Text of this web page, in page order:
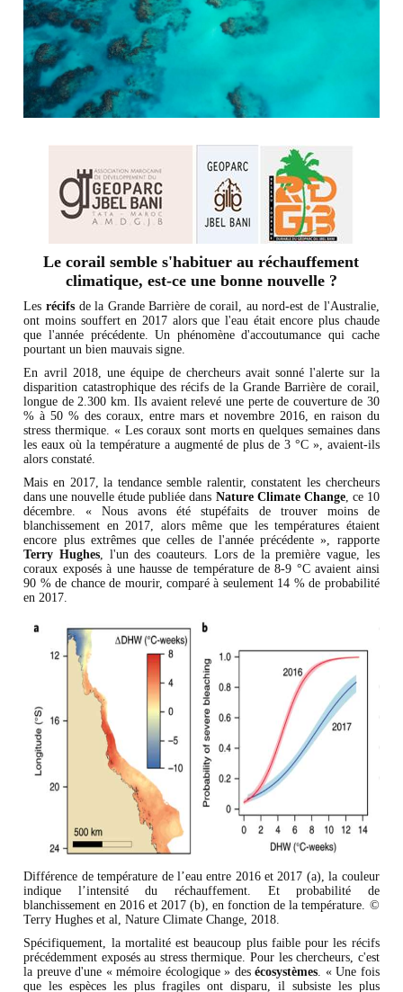
Le corail semble s'habituer au réchauffement
climatique, est-ce une bonne nouvelle ?
Les récifs de la Grande Barrière de corail, au nord-est de l'Australie,
ont moins souffert en 2017 alors que l'eau était encore plus chaude
que l'année précédente. Un phénomène d'accoutumance qui cache
pourtant un bien mauvais signe.
En avril 2018, une équipe de chercheurs avait sonné l'alerte sur la
disparition catastrophique des récifs de la Grande Barrière de corail,
longue de 2.300 km. Ils avaient relevé une perte de couverture de 30
% à 50 % des coraux, entre mars et novembre 2016, en raison du
stress thermique. « Les coraux sont morts en quelques semaines dans
les eaux où la température a augmenté de plus de 3 °C », avaient-ils
alors constaté.
Mais en 2017, la tendance semble ralentir, constatent les chercheurs
dans une nouvelle étude publiée dans Nature Climate Change, ce 10
décembre. « Nous avons été stupéfaits de trouver moins de
blanchissement en 2017, alors même que les températures étaient
encore plus extrêmes que celles de l'année précédente », rapporte
Terry Hughes, l'un des coauteurs. Lors de la première vague, les
coraux exposés à une hausse de température de 8-9 °C avaient ainsi
90 % de chance de mourir, comparé à seulement 14 % de probabilité
en 2017.
Différence de température de l’eau entre 2016 et 2017 (a), la couleur
indique l’intensité du réchauffement. Et probabilité de
blanchissement en 2016 et 2017 (b), en fonction de la température. ©
Terry Hughes et al, Nature Climate Change, 2018.
Spécifiquement, la mortalité est beaucoup plus faible pour les récifs
précédemment exposés au stress thermique. Pour les chercheurs, c'est
la preuve d'une « mémoire écologique » desécosystèmes. « Une fois
que les espèces les plus fragiles ont disparu, il subsiste les plus